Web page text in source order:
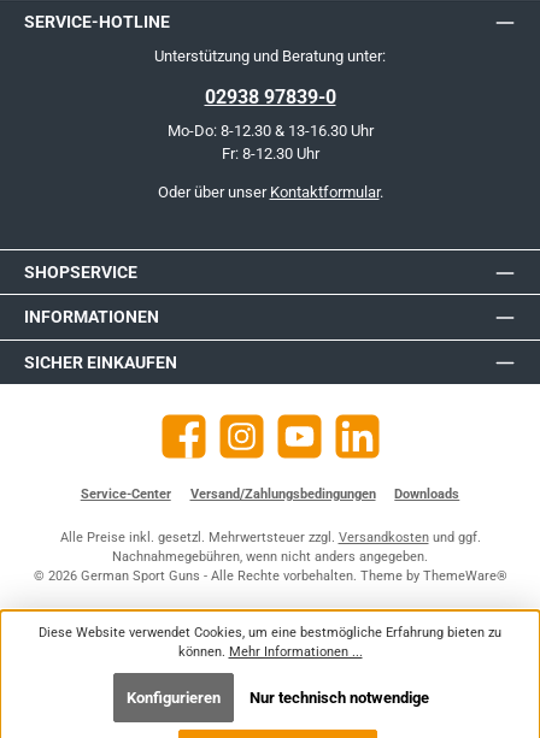
SERVICE-HOTLINE
Unterstützung und Beratung unter:
02938 97839-0
Mo-Do: 8-12.30 & 13-16.30 Uhr
Fr: 8-12.30 Uhr
Oder über unser Kontaktformular.
SHOPSERVICE
INFORMATIONEN
SICHER EINKAUFEN
Facebook Instagram YouTube https://de.linkedin.com/company/
Service-Center Versand/Zahlungsbedingungen Downloads
Alle Preise inkl. gesetzl. Mehrwertsteuer zzgl. Versandkostenund ggf.
Nachnahmegebühren, wenn nicht anders angegeben.
© 2026 German Sport Guns - Alle Rechte vorbehalten. Theme by ThemeWare®
Diese Website verwendet Cookies, um eine bestmögliche Erfahrung bieten zu
können. Mehr Informationen ...
Nur technisch notwendige
Konfigurieren